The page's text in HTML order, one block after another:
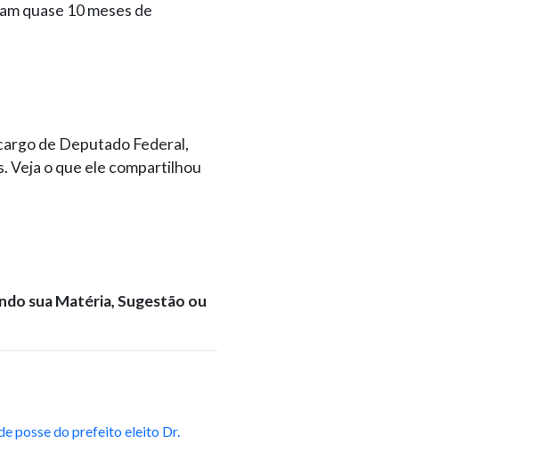
quase 10 meses de
de Deputado Federal,
Veja o que ele compartilhou
sua Matéria, Sugestão ou
posse do prefeito eleito Dr.